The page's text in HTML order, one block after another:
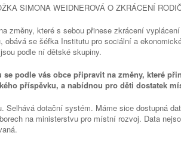
SIMONA WEIDNEROVÁ O ZKRÁCENÍ
změny, které s sebou přinese zkrácení
obává se šéfka Institutu pro sociální a
podle ní dětské skupiny.
se podle vás obce připravit na změny, které
příspěvku, a nabídnou pro děti dostatek
Selhává dotační systém. Máme sice dostupná
na ministerstvu pro místní rozvoj. Data